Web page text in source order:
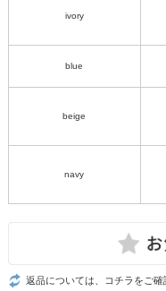
ivory
blue
beige
navy
返品については、コチラをご確